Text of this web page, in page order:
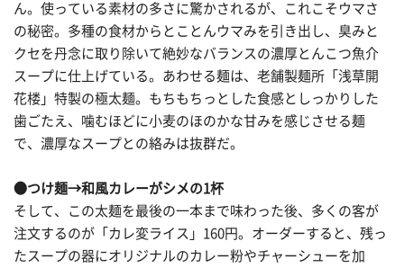
ん。使っている素材の多さに驚かされるが、これこそウマさ
の秘密。多種の食材からとことんウマみを引き出し、臭みと
クセを丹念に取り除いて絶妙なバランスの濃厚とんこつ魚介
スープに仕上げている。あわせる麺は、老舗製麺所「浅草開
花楼」特製の極太麺。もちもちっとした食感としっかりした
歯ごたえ、噛むほどに小麦のほのかな甘みを感じさせる麺
で、濃厚なスープとの絡みは抜群だ。
●つけ麺→和風カレーがシメの1杯
そして、この太麺を最後の一本まで味わった後、多くの客が
注文するのが「カレ変ライス」160円。オーダーすると、残っ
たスープの器にオリジナルのカレー粉やチャーシューを加